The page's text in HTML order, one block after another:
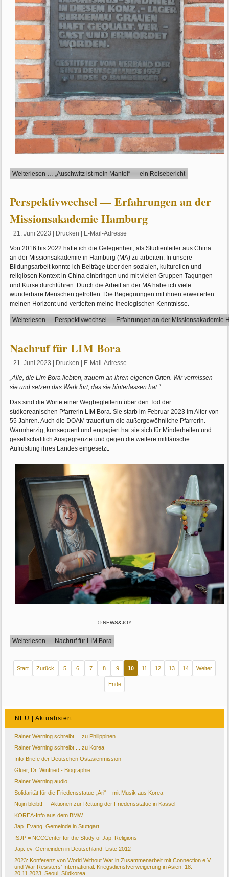
Weiterlesen … „Auschwitz ist mein Mantel“ — ein Reisebericht
Perspektivwechsel — Erfahrungen an der
Missionsakademie Hamburg
21. Juni 2023 | Drucken | E-Mail-Adresse
Von 2016 bis 2022 hatte ich die Gelegenheit, als Studienleiter aus China
an der Missionsakademie in Hamburg (MA) zu arbeiten. In unsere
Bildungsarbeit konnte ich Beiträge über den sozialen, kulturellen und
religiösen Kontext in China einbringen und mit vielen Gruppen Tagungen
und Kurse durchführen. Durch die Arbeit an der MA habe ich viele
wunderbare Menschen getroffen. Die Begegnungen mit ihnen erweiterten
meinen Horizont und vertieften meine theologischen Kenntnisse.
Weiterlesen … Perspektivwechsel — Erfahrungen an der Missionsakademie
Nachruf für LIM Bora
21. Juni 2023 | Drucken | E-Mail-Adresse
„Alle, die Lim Bora liebten, trauern an ihren eigenen Orten. Wir vermissen
sie und setzen das Werk fort, das sie hinterlassen hat.“
Das sind die Worte einer Wegbegleiterin über den Tod der
südkoreanischen Pfarrerin LIM Bora. Sie starb im Februar 2023 im Alter von
55 Jahren. Auch die DOAM trauert um die außergewöhnliche Pfarrerin.
Warmherzig, konsequent und engagiert hat sie sich für Minderheiten und
gesellschaftlich Ausgegrenzte und gegen die weitere militärische
Aufrüstung ihres Landes eingesetzt.
© NEWS&JOY
Weiterlesen … Nachruf für LIM Bora
Start Zurück 5 6 7 8 9 10 11 12 13 14 Weiter
Ende
NEU | Aktualisiert
Rainer Werning schreibt ... zu Philippinen
Rainer Werning schreibt ... zu Korea
Info-Briefe der Deutschen Ostasienmission
Glüer, Dr. Winfried - Biographie
Rainer Werning audio
Solidarität für die Friedensstatue „Ari“ – mit Musik aus Korea
Nujin bleibt! — Aktionen zur Rettung der Friedensstatue in Kassel
KOREA-Info aus dem BMW
Jap. Evang. Gemeinde in Stuttgart
ISJP = NCCCenter for the Study of Jap. Religions
Jap. ev. Gemeinden in Deutschland: Liste 2012
2023: Konferenz von World Without War in Zusammenarbeit mit Connection e.V.
und War Resisters’ International: Kriegsdienstverweigerung in Asien, 18. -
20.11.2023, Seoul, Südkorea